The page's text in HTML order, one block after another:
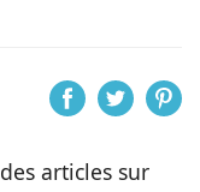
articles sur